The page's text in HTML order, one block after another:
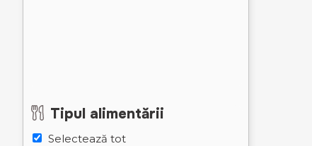
Tipul alimentării
Selectează tot